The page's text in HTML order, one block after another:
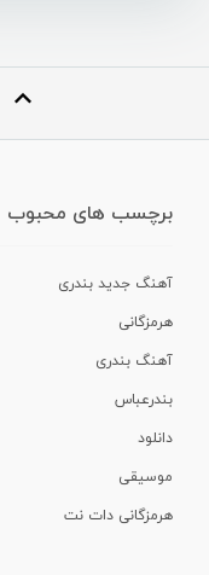
برچسب های محبوب
آهنگ جدید بندری
هرمزگانی
آهنگ بندری
بندرعباس
دانلود
موسیقی
هرمزگانی دات نت